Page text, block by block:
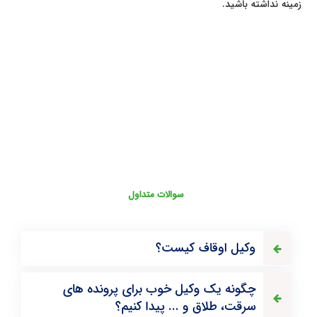
زمینه نداشته باشید.
سوالات متداول
وکیل اوقاف کیست؟
چگونه یک وکیل خوب برای پرونده های
سرقت، طلاق و ... پیدا کنیم؟